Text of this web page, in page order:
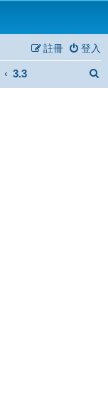
登入
註冊
3.3